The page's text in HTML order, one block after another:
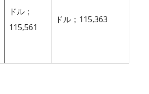
ドル；
115,561
ドル；115,363